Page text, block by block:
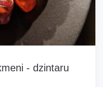
- dzintaru